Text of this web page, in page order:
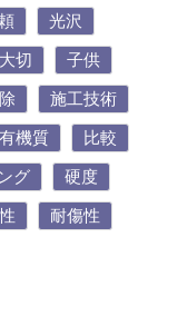
光沢
大切 子供
施工技術
有機質 比較
グ 硬度
耐傷性